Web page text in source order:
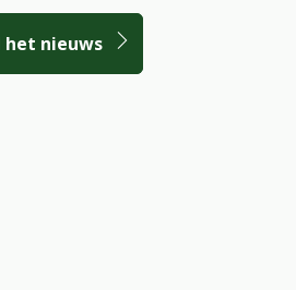
het nieuws